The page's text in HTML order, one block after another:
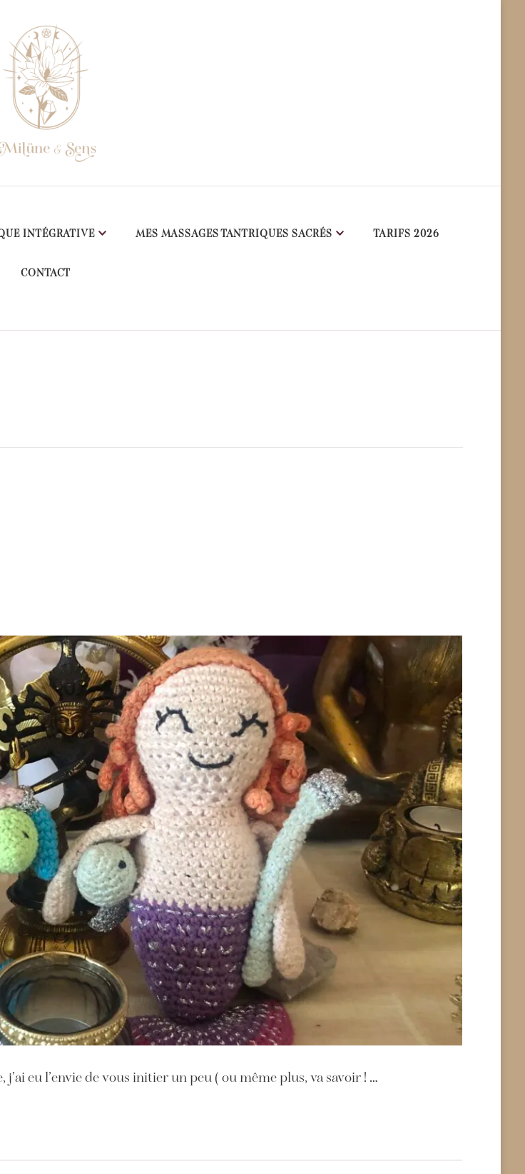
INTÉGRATIVE MES MASSAGES TANTRIQUES SACRÉS TARIFS 2026
CONTACT
eu l’envie de vous initier un peu ( ou même plus, va savoir ! …